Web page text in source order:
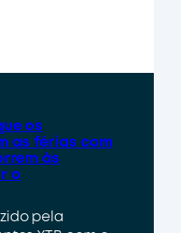
os
as férias com
às
o
pela